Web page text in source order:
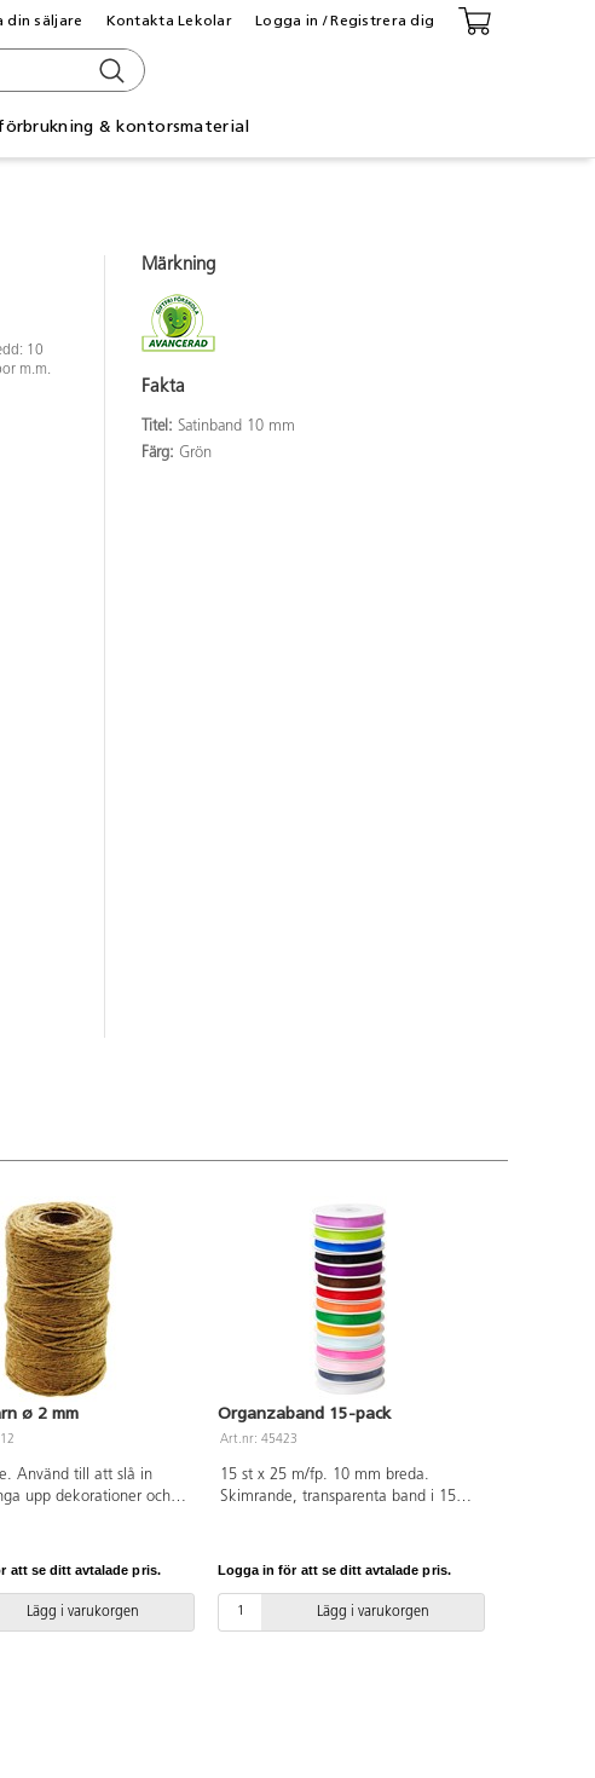
& kontorsmaterial
din säljare Kontakta Lekolar Logga in / Registrera dig
10
m.m.
Märkning
Fakta
Titel: Satinband 10 mm
Färg: Grön
ø 2 mm
Använd till att slå in
upp dekorationer och
att se ditt avtalade pris.
Lägg i varukorgen
Organzaband 15-pack
Art.nr: 45423
15 st x 25 m/fp. 10 mm breda.
Skimrande, transparenta band i 15
m.m.
Logga in för att se ditt avtalade pris.
Lägg i varukorgen